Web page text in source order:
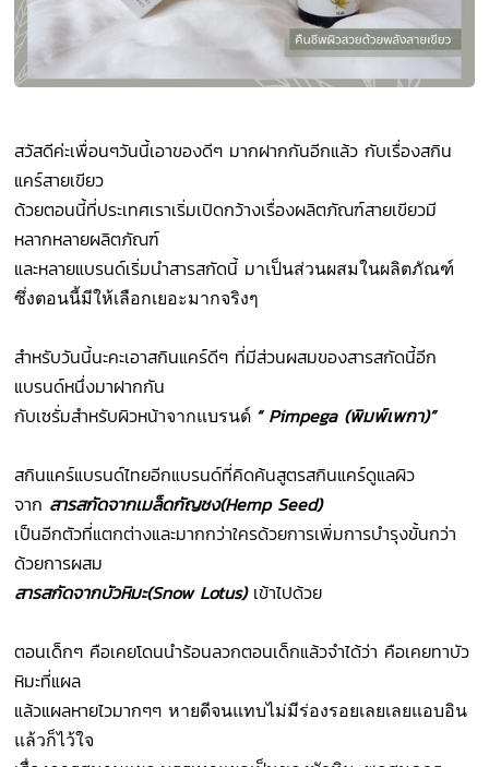
สวัสดีค่ะเพื่อนๆวันนี้เอาของดีๆ มากฝากกันอีกแล้ว กับเรื่องสกิน
แคร์สายเขียว
ด้วยตอนนี้ที่ประเทศเราเริ่มเปิดกว้างเรื่องผลิตภัณฑ์สายเขียวมี
หลากหลายผลิตภัณฑ์
และหลายแบรนด์เริ่มนำสารสกัดนี้ มาเป็นส่วนผสมในผลิตภัณฑ์
ซึ่งตอนนี้มีให้เลือกเยอะมากจริงๆ
สำหรับวันนี้นะคะเอาสกินแคร์ดีๆ ที่มีส่วนผสมของสารสกัดนี้อีก
แบรนด์หนึ่งมาฝากกัน
กับเซรั่มสำหรับผิวหน้าจากแบรนด์ “ Pimpega (พิมพ์เพกา)”
สกินแคร์แบรนด์ไทยอีกแบรนด์ที่คิดค้นสูตรสกินแคร์ดูแลผิว
จาก สารสกัดจากเมล็ดกัญชง(Hemp Seed)
เป็นอีกตัวที่แตกต่างและมากกว่าใครด้วยการเพิ่มการบำรุงขั้นกว่า
ด้วยการผสม
สารสกัดจากบัวหิมะ(Snow Lotus) เข้าไปด้วย
ตอนเด็กๆ คือเคยโดนนำร้อนลวกตอนเด็กแล้วจำได้ว่า คือเคยทาบัว
หิมะที่แผล
แล้วแผลหายไวมากๆๆหายดีจนแทบไม่มีร่องรอยเลยเลยแอบอิน
แล้วก็ไว้ใจ